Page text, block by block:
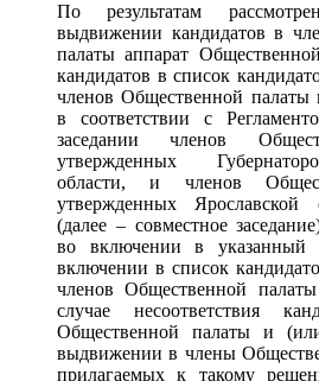
По результатам
выдвижении кандидатов в
палаты аппарат
кандидатов в список
членов Общественной палаты
в соответствии с
заседании членов
утвержденных
области, и членов
утвержденных Ярославской
(далее – совместное
во включении в указанный
включении в список
членов Общественной палаты
случае несоответствия
Общественной палаты и
выдвижении в члены
прилагаемых к такому